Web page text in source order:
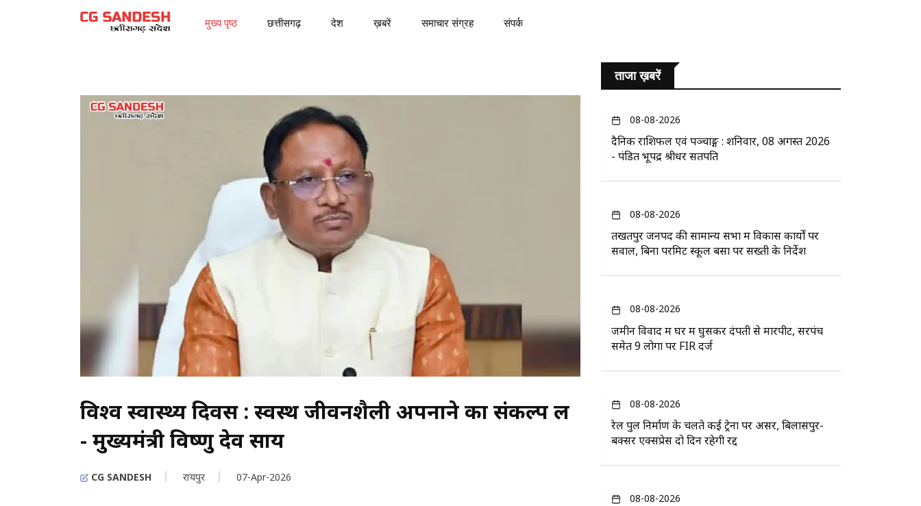
मुख्य पृष्ठ छत्तीसगढ़ देश ख़बरें समाचार संग्रह संपर्क
विश्व स्वास्थ्य दिवस : स्वस्थ जीवनशैली अपनाने का संकल्प लें
- मुख्यमंत्री विष्णु देव साय
CG SANDESH रायपुर 07-Apr-2026
ताजा ख़बरें
08-08-2026
दैनिक राशिफल एवं पञ्चाङ्ग : शनिवार, 08 अगस्त 2026
- पंडित भूपेंद्र श्रीधर सतपति
08-08-2026
तखतपुर जनपद की सामान्य सभा में विकास कार्यों पर
सवाल, बिना परमिट स्कूल बसों पर सख्ती के निर्देश
08-08-2026
जमीन विवाद में घर में घुसकर दंपती से मारपीट, सरपंच
समेत 9 लोगों पर FIR दर्ज
08-08-2026
रेल पुल निर्माण के चलते कई ट्रेनों पर असर, बिलासपुर-
बक्सर एक्सप्रेस दो दिन रहेगी रद्द
08-08-2026